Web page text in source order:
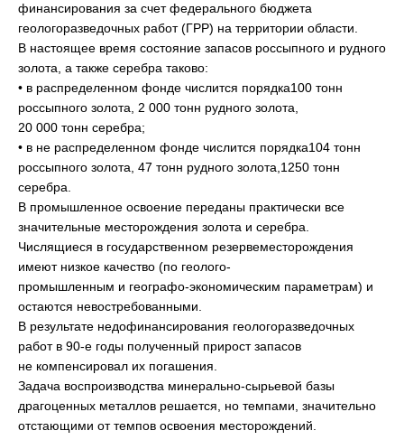
финансирования за счет федерального бюджета
геологоразведочных работ (ГРР) на территории области.
В настоящее время состояние запасов россыпного и рудного
золота, а также серебра таково:
• в распределенном фонде числится порядка100 тонн
россыпного золота, 2 000 тонн рудного золота,
20 000 тонн серебра;
• в не распределенном фонде числится порядка104 тонн
россыпного золота, 47 тонн рудного золота,1250 тонн
серебра.
В промышленное освоение переданы практически все
значительные месторождения золота и серебра.
Числящиеся в государственном резервеместорождения
имеют низкое качество (по геолого-
промышленным и географо-экономическим параметрам) и
остаются невостребованными.
В результате недофинансирования геологоразведочных
работ в 90-е годы полученный прирост запасов
не компенсировал их погашения.
Задача воспроизводства минерально-сырьевой базы
драгоценных металлов решается, но темпами, значительно
отстающими от темпов освоения месторождений.